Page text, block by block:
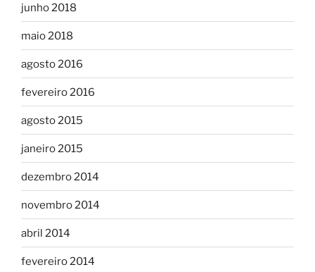
junho 2018
maio 2018
agosto 2016
fevereiro 2016
agosto 2015
janeiro 2015
dezembro 2014
novembro 2014
abril 2014
fevereiro 2014